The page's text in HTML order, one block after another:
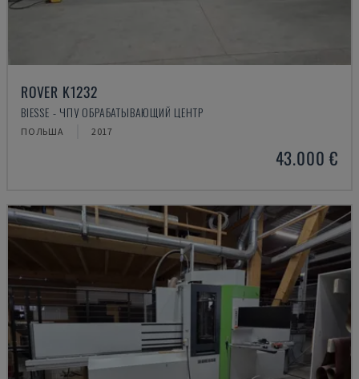
ROVER K1232
BIESSE - ЧПУ ОБРАБАТЫВАЮЩИЙ ЦЕНТР
ПОЛЬША 2017
43.000 €